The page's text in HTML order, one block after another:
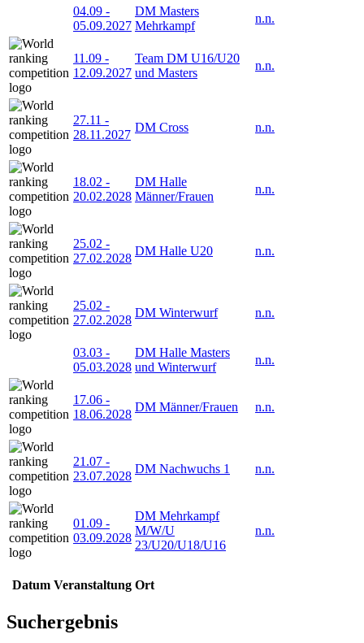
04.09 -
05.09.2027
DM Masters
Mehrkampf
n.n.
11.09 -
12.09.2027
Team DM U16/U20
und Masters
n.n.
27.11 -
28.11.2027
DM Cross n.n.
18.02 -
20.02.2028
DM Halle
Männer/Frauen
n.n.
25.02 -
27.02.2028
DM Halle U20 n.n.
25.02 -
27.02.2028
DM Winterwurf n.n.
03.03 -
05.03.2028
DM Halle Masters
und Winterwurf
n.n.
17.06 -
18.06.2028
DM Männer/Frauen n.n.
21.07 -
23.07.2028
DM Nachwuchs 1 n.n.
01.09 -
03.09.2028
DM Mehrkampf
M/W/U
23/U20/U18/U16
n.n.
Datum Veranstaltung Ort
Suchergebnis